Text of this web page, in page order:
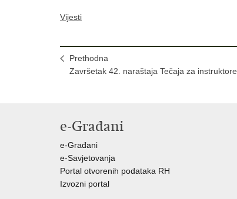
Vijesti
Prethodna
Završetak 42. naraštaja Tečaja za instruktore
e-Građani
e-Građani
e-Savjetovanja
Portal otvorenih podataka RH
Izvozni portal